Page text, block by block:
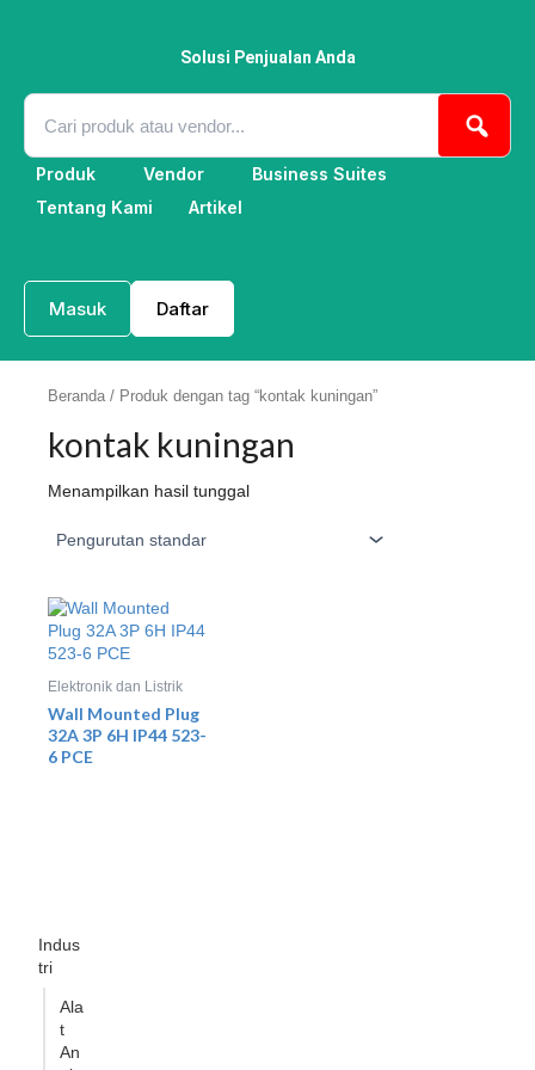
Solusi Penjualan Anda
Produk Vendor
Business Suites
Tentang Kami
Artikel
Masuk Daftar
Indus
tri
Ala
t
An
Beranda / Produk dengan tag “kontak kuningan”
kontak kuningan
Menampilkan hasil tunggal
Elektronik dan Listrik
Wall Mounted Plug
32A 3P 6H IP44 523-
6 PCE